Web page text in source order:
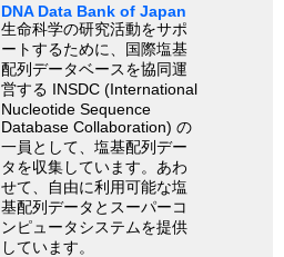
DNA Data Bank of Japan
生命科学の研究活動をサポ
ートするために、国際塩基
配列データベースを協同運
営する INSDC (International
Nucleotide Sequence
Database Collaboration) の
一員として、塩基配列デー
タを収集しています。あわ
せて、自由に利用可能な塩
基配列データとスーパーコ
ンピュータシステムを提供
しています。